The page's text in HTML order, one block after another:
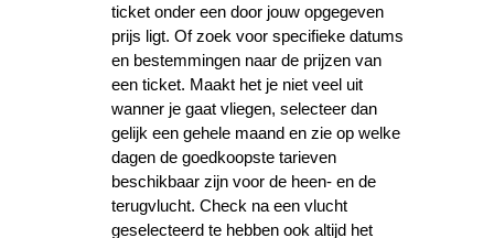
ticket onder een door jouw opgegeven
prijs ligt. Of zoek voor specifieke datums
en bestemmingen naar de prijzen van
een ticket. Maakt het je niet veel uit
wanner je gaat vliegen, selecteer dan
gelijk een gehele maand en zie op welke
dagen de goedkoopste tarieven
beschikbaar zijn voor de heen- en de
terugvlucht. Check na een vlucht
geselecteerd te hebben ook altijd het